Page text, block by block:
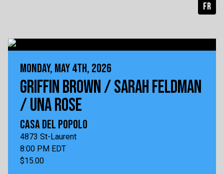
FR
MONDAY, MAY 4TH, 2026
GRIFFIN BROWN / SARAH FELDMAN
/ UNA ROSE
CASA DEL POPOLO
4873 St-Laurent
8:00 PM EDT
$15.00